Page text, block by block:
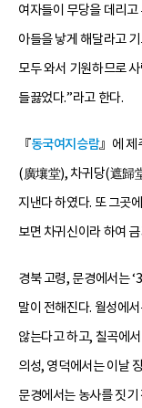
여자들이 무당을 데리
아들을 낳게 해달라고
모두 와서 기원하므로
들끓었다.”라고 한다.
『동국여지승람』에 제
(廣壤堂), 차귀당(遮歸
지낸다 하였다. 또 그곳
보면 차귀신이라 하여
경북 고령, 문경에서는
말이 전해진다. 월성에
않는다고 하고, 칠곡에
의성, 영덕에서는 이날
문경에서는 농사를 짓기